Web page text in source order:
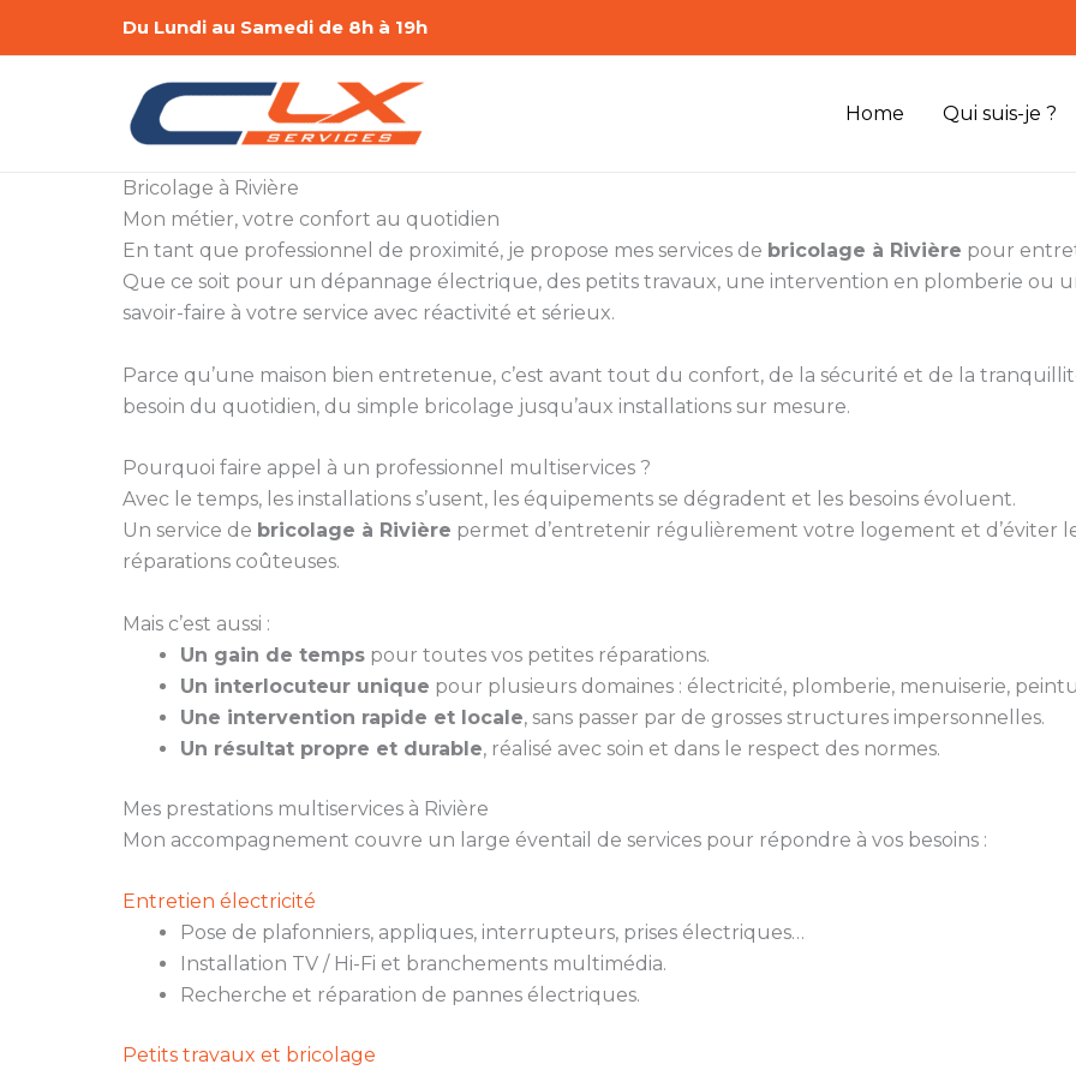
Du Lundi au Samedi de 8h à 19h
Home Qui suis-je ?
Bricolage à Rivière
Mon métier, votre confort au quotidien
En tant que professionnel de proximité, je propose mes services de bricolage à Rivière pour
Que ce soit pour un dépannage électrique, des petits travaux, une intervention en plomberie ou
savoir-faire à votre service avec réactivité et sérieux.
Parce qu’une maison bien entretenue, c’est avant tout du confort, de la sécurité et de la
besoin du quotidien, du simple bricolage jusqu’aux installations sur mesure.
Pourquoi faire appel à un professionnel multiservices ?
Avec le temps, les installations s’usent, les équipements se dégradent et les besoins évoluent.
Un service de bricolage à Rivière permet d’entretenir régulièrement votre logement et d’éviter
réparations coûteuses.
Mais c’est aussi :
Un gain de temps pour toutes vos petites réparations.
Un interlocuteur unique pour plusieurs domaines : électricité, plomberie, menuiserie,
Une intervention rapide et locale, sans passer par de grosses structures impersonnelles.
Un résultat propre et durable, réalisé avec soin et dans le respect des normes.
Mes prestations multiservices à Rivière
Mon accompagnement couvre un large éventail de services pour répondre à vos besoins :
Entretien électricité
Pose de plafonniers, appliques, interrupteurs, prises électriques…
Installation TV / Hi-Fi et branchements multimédia.
Recherche et réparation de pannes électriques.
Petits travaux et bricolage